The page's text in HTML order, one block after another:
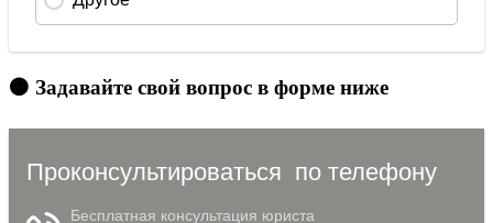
🟠 Задавайте свой вопрос в форме ниже